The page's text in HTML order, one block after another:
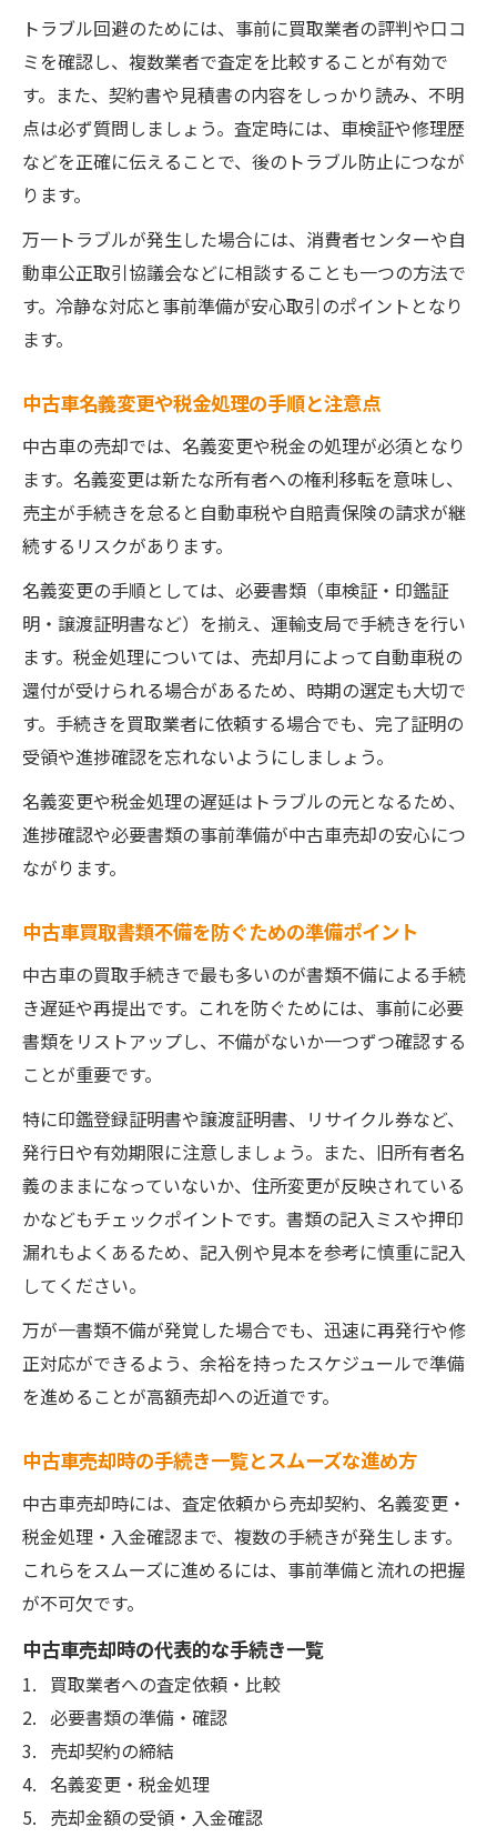
トラブル回避のためには、事前に買取業者の評判や口コ
ミを確認し、複数業者で査定を比較することが有効で
す。また、契約書や見積書の内容をしっかり読み、不明
点は必ず質問しましょう。査定時には、車検証や修理歴
などを正確に伝えることで、後のトラブル防止につなが
ります。
万一トラブルが発生した場合には、消費者センターや自
動車公正取引協議会などに相談することも一つの方法で
す。冷静な対応と事前準備が安心取引のポイントとなり
ます。
中古車名義変更や税金処理の手順と注意点
中古車の売却では、名義変更や税金の処理が必須となり
ます。名義変更は新たな所有者への権利移転を意味し、
売主が手続きを怠ると自動車税や自賠責保険の請求が継
続するリスクがあります。
名義変更の手順としては、必要書類（車検証・印鑑証
明・譲渡証明書など）を揃え、運輸支局で手続きを行い
ます。税金処理については、売却月によって自動車税の
還付が受けられる場合があるため、時期の選定も大切で
す。手続きを買取業者に依頼する場合でも、完了証明の
受領や進捗確認を忘れないようにしましょう。
名義変更や税金処理の遅延はトラブルの元となるため、
進捗確認や必要書類の事前準備が中古車売却の安心につ
ながります。
中古車買取書類不備を防ぐための準備ポイント
中古車の買取手続きで最も多いのが書類不備による手続
き遅延や再提出です。これを防ぐためには、事前に必要
書類をリストアップし、不備がないか一つずつ確認する
ことが重要です。
特に印鑑登録証明書や譲渡証明書、リサイクル券など、
発行日や有効期限に注意しましょう。また、旧所有者名
義のままになっていないか、住所変更が反映されている
かなどもチェックポイントです。書類の記入ミスや押印
漏れもよくあるため、記入例や見本を参考に慎重に記入
してください。
万が一書類不備が発覚した場合でも、迅速に再発行や修
正対応ができるよう、余裕を持ったスケジュールで準備
を進めることが高額売却への近道です。
中古車売却時の手続き一覧とスムーズな進め方
中古車売却時には、査定依頼から売却契約、名義変更・
税金処理・入金確認まで、複数の手続きが発生します。
これらをスムーズに進めるには、事前準備と流れの把握
が不可欠です。
中古車売却時の代表的な手続き一覧
買取業者への査定依頼・比較
必要書類の準備・確認
売却契約の締結
名義変更・税金処理
売却金額の受領・入金確認